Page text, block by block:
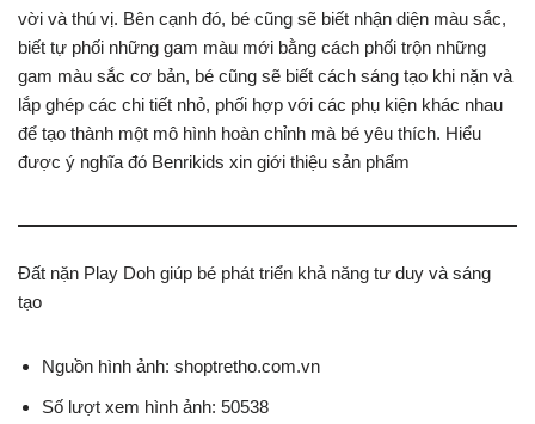
vời và thú vị. Bên cạnh đó, bé cũng sẽ biết nhận diện màu sắc,
biết tự phối những gam màu mới bằng cách phối trộn những
gam màu sắc cơ bản, bé cũng sẽ biết cách sáng tạo khi nặn và
lắp ghép các chi tiết nhỏ, phối hợp với các phụ kiện khác nhau
để tạo thành một mô hình hoàn chỉnh mà bé yêu thích. Hiểu
được ý nghĩa đó Benrikids xin giới thiệu sản phẩm
Đất nặn Play Doh giúp bé phát triển khả năng tư duy và sáng
tạo
Nguồn hình ảnh: shoptretho.com.vn
Số lượt xem hình ảnh: 50538